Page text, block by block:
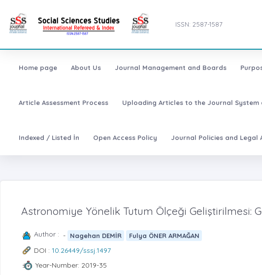
ISSN: 2587-1587
Home page About Us Journal Management and Boards
Article Assessment Process Uploading Articles to the Journal System
Indexed / Listed İn Open Access Policy Journal Policies and Legal
Astronomiye Yönelik Tutum Ölçeği Geliştirilmesi:
Author : - Nagehan DEMİR Fulya ÖNER ARMAĞAN
DOI : 10.26449/sssj.1497
Year-Number: 2019-35